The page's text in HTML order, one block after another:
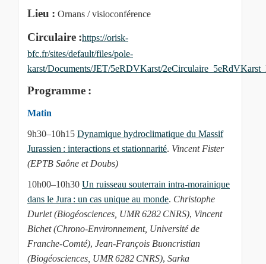
Lieu : Ornans / visioconférence
Circulaire :https://orisk-
bfc.fr/sites/default/files/pole-
karst/Documents/JET/5eRDVKarst/
Programme :
Matin
9h30–10h15 Dynamique hydroclimatique du Massif
Jurassien : interactions et stationnarité. Vincent Fister
(EPTB Saône et Doubs)
10h00–10h30 Un ruisseau souterrain intra-morainique
dans le Jura : un cas unique au monde. Christophe
Durlet (Biogéosciences, UMR 6282 CNRS), Vincent
Bichet (Chrono‑Environnement, Université de
Franche‑Comté), Jean‑François Buoncristian
(Biogéosciences, UMR 6282 CNRS), Sarka